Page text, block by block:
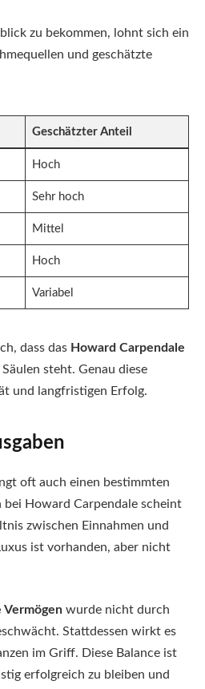
zu bekommen, lohnt sich ein
und geschätzte
Geschätzter Anteil
Hoch
Sehr hoch
Mittel
Hoch
Variabel
dass das Howard Carpendale
steht. Genau diese
und langfristigen Erfolg.
oft auch einen bestimmten
bei Howard Carpendale scheint
zwischen Einnahmen und
ist vorhanden, aber nicht
Vermögen wurde nicht durch
Stattdessen wirkt es
im Griff. Diese Balance ist
erfolgreich zu bleiben und